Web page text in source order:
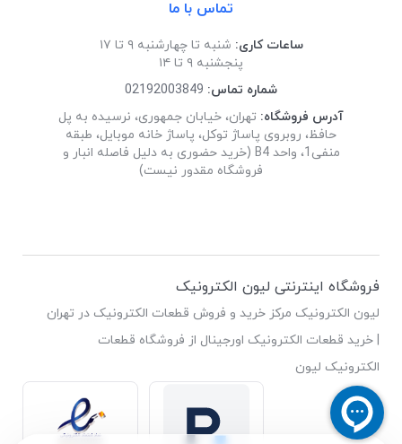
تماس با ما
ساعات کاری: شنبه تا چهارشنبه ۹ تا ۱۷
پنجشنبه ۹ تا ۱۴
شماره تماس: 02192003849
آدرس فروشگاه: تهران، خیابان جمهوری، نرسیده به پل
حافظ، روبروی پاساژ توکل، پاساژ خانه موبایل، طبقه
منفی1، واحد B4 (خرید حضوری به دلیل فاصله انبار و
فروشگاه مقدور نیست)
فروشگاه اینترنتی لیون الکترونیک
لیون الکترونیک مرکز خرید و فروش قطعات الکترونیک در تهران
| خرید قطعات الکترونیک اورجینال از فروشگاه قطعات
الکترونیک لیون